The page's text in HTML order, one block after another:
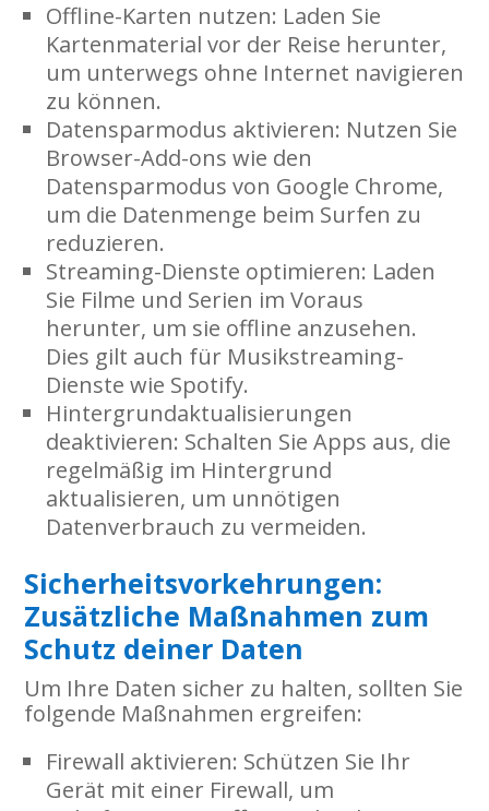
Offline-Karten nutzen: Laden Sie
Kartenmaterial vor der Reise herunter,
um unterwegs ohne Internet navigieren
zu können.
Datensparmodus aktivieren: Nutzen Sie
Browser-Add-ons wie den
Datensparmodus von Google Chrome,
um die Datenmenge beim Surfen zu
reduzieren.
Streaming-Dienste optimieren: Laden
Sie Filme und Serien im Voraus
herunter, um sie offline anzusehen.
Dies gilt auch für Musikstreaming-
Dienste wie Spotify.
Hintergrundaktualisierungen
deaktivieren: Schalten Sie Apps aus, die
regelmäßig im Hintergrund
aktualisieren, um unnötigen
Datenverbrauch zu vermeiden.
Sicherheitsvorkehrungen:
Zusätzliche Maßnahmen zum
Schutz deiner Daten
Um Ihre Daten sicher zu halten, sollten Sie
folgende Maßnahmen ergreifen:
Firewall aktivieren: Schützen Sie Ihr
Gerät mit einer Firewall, um